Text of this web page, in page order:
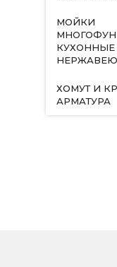
МОЙКИ
КУХОННЫЕ
ХОМУТ И
АРМАТУРА